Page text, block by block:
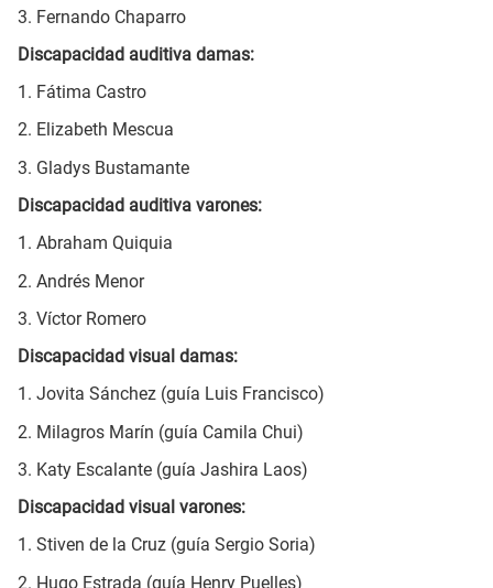
3. Fernando Chaparro
Discapacidad auditiva damas:
1. Fátima Castro
2. Elizabeth Mescua
3. Gladys Bustamante
Discapacidad auditiva varones:
1. Abraham Quiquia
2. Andrés Menor
3. Víctor Romero
Discapacidad visual damas:
1. Jovita Sánchez (guía Luis Francisco)
2. Milagros Marín (guía Camila Chui)
3. Katy Escalante (guía Jashira Laos)
Discapacidad visual varones:
1. Stiven de la Cruz (guía Sergio Soria)
2. Hugo Estrada (guía Henry Puelles)